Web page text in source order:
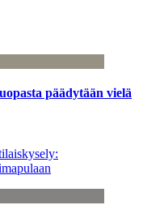
päädytään vielä